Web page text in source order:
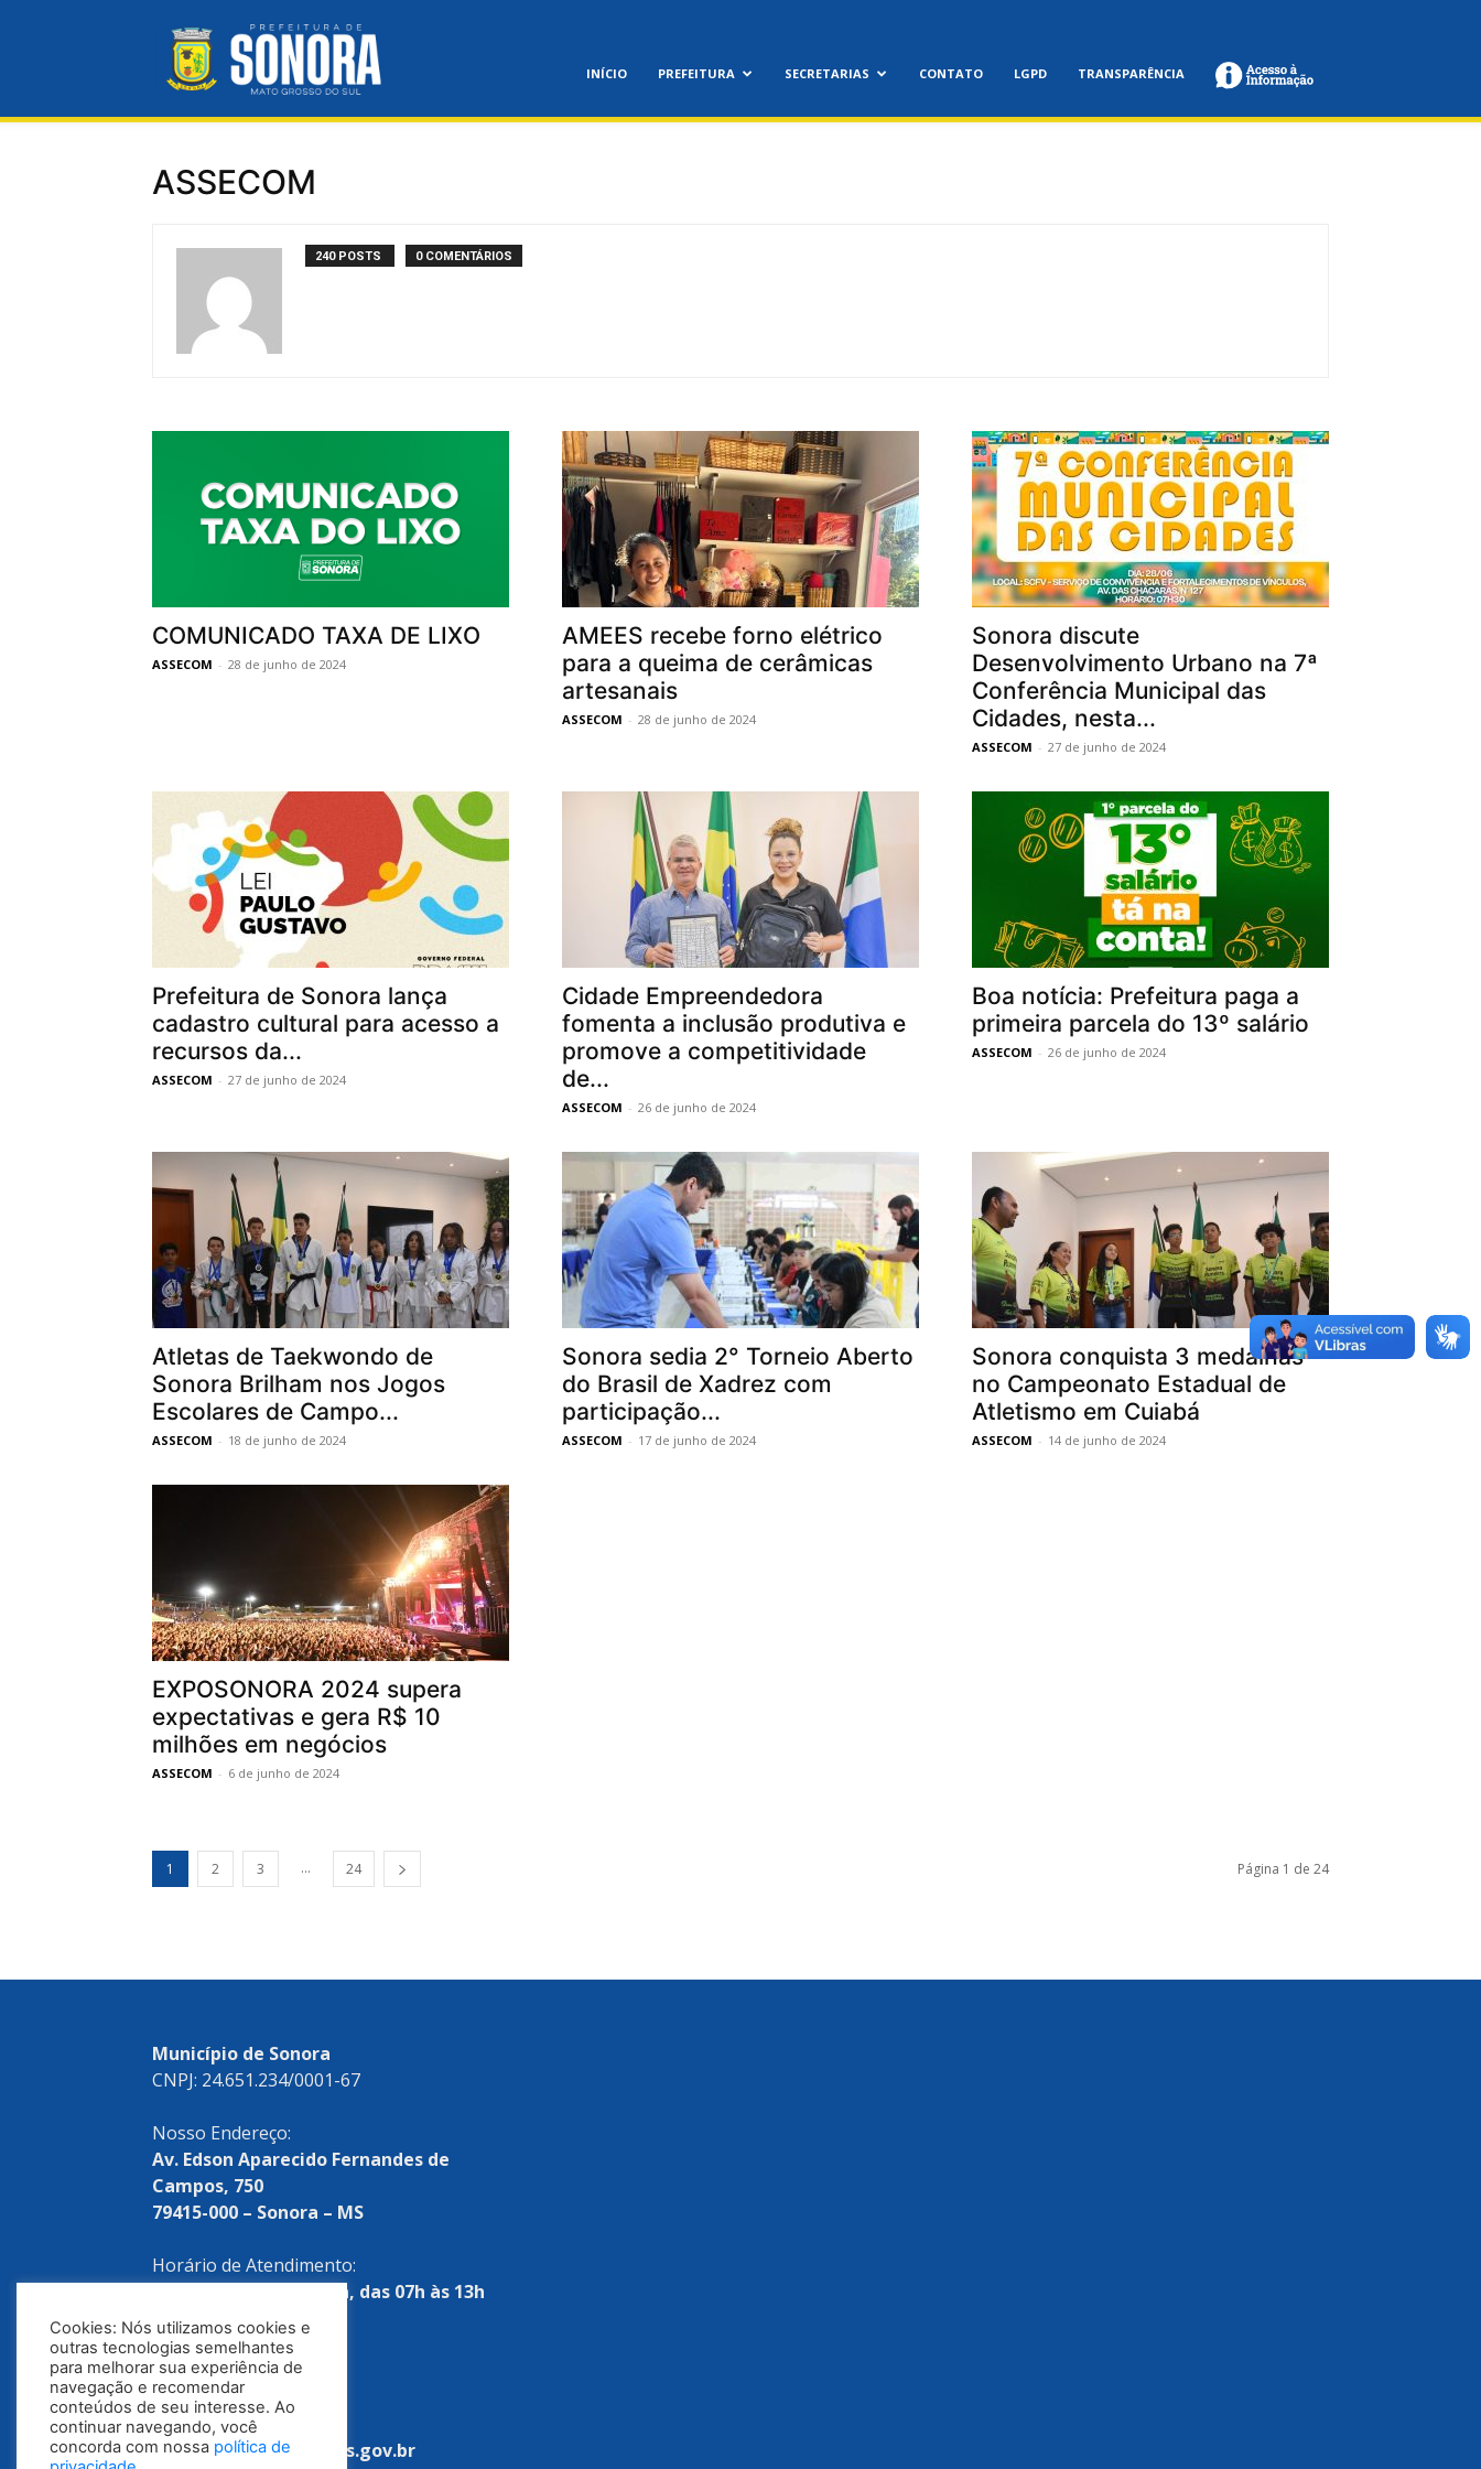
INÍCIO PREFEITURA SECRETARIAS CONTATO LGPD TRANSPARÊNCIA
ASSECOM
240 POSTS 0 COMENTÁRIOS
COMUNICADO TAXA DE LIXO
ASSECOM - 28 de junho de 2024
AMEES recebe forno elétrico
para a queima de cerâmicas
artesanais
ASSECOM - 28 de junho de 2024
Sonora discute
Desenvolvimento Urbano na 7ª
Conferência Municipal das
Cidades, nesta...
ASSECOM - 27 de junho de 2024
Prefeitura de Sonora lança
cadastro cultural para acesso a
recursos da...
ASSECOM - 27 de junho de 2024
Cidade Empreendedora
fomenta a inclusão produtiva e
promove a competitividade
de...
ASSECOM - 26 de junho de 2024
Boa notícia: Prefeitura paga a
primeira parcela do 13º salário
ASSECOM - 26 de junho de 2024
Atletas de Taekwondo de
Sonora Brilham nos Jogos
Escolares de Campo...
ASSECOM - 18 de junho de 2024
Sonora sedia 2° Torneio Aberto
do Brasil de Xadrez com
participação...
ASSECOM - 17 de junho de 2024
Sonora conquista 3 medalhas
no Campeonato Estadual de
Atletismo em Cuiabá
ASSECOM - 14 de junho de 2024
EXPOSONORA 2024 supera
expectativas e gera R$ 10
milhões em negócios
ASSECOM - 6 de junho de 2024
1 2 3 ... 24 Página 1 de 24
Município de Sonora
CNPJ: 24.651.234/0001-67
Nosso Endereço:
Av. Edson Aparecido Fernandes de
Campos, 750
79415-000 – Sonora – MS
Horário de Atendimento:
Segunda a sexta-feira, das 07h às 13h
Telefones:
(67) 3254-1522
E-mail:
tributacao@sonora.ms.gov.br
Cookies: Nós utilizamos cookies e
outras tecnologias semelhantes
para melhorar sua experiência de
navegação e recomendar
conteúdos de seu interesse. Ao
continuar navegando, você
concorda com nossa política de